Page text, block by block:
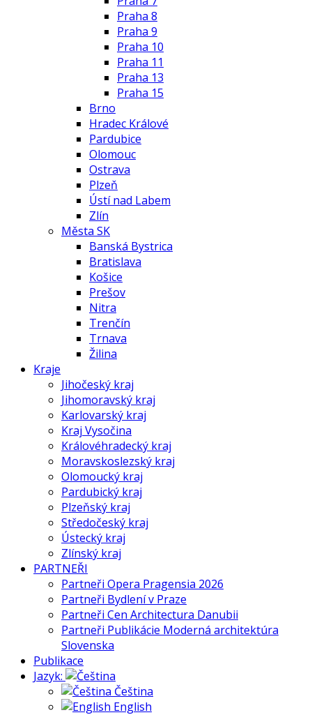
Praha 8
Praha 9
Praha 10
Praha 11
Praha 13
Praha 15
Brno
Hradec Králové
Pardubice
Olomouc
Ostrava
Plzeň
Ústí nad Labem
Zlín
Města SK
Banská Bystrica
Bratislava
Košice
Prešov
Nitra
Trenčín
Trnava
Žilina
Kraje
Jihočeský kraj
Jihomoravský kraj
Karlovarský kraj
Kraj Vysočina
Královéhradecký kraj
Moravskoslezský kraj
Olomoucký kraj
Pardubický kraj
Plzeňský kraj
Středočeský kraj
Ústecký kraj
Zlínský kraj
PARTNEŘI
Partneři Opera Pragensia 2026
Partneři Bydlení v Praze
Partneři Cen Architectura Danubii
Partneři Publikácie Moderná architektúra
Slovenska
Publikace
Jazyk:
Čeština
English